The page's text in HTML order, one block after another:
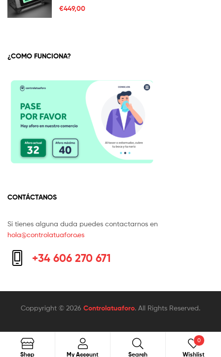
€449,00
¿COMO FUNCIONA?
CONTÁCTANOS
Si tienes alguna duda puedes contactarnos en
hola@controlatuaforo.es
+34 606 270 671
Coppyright © 2026 Controlatuaforo. All Rights Reserved.
Shop My Account Search Wishlist
0